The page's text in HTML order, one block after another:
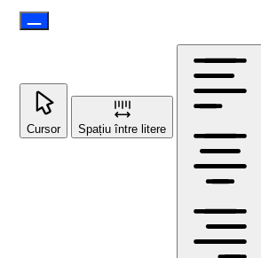
Cursor Spațiu între litere